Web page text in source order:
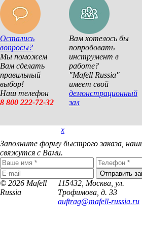
Остались
вопросы?
Мы поможем
Вам сделать
правильный
выбор!
Наш телефон
8 800 222-72-32
Вам хотелось бы
попробовать
инструмент в
работе?
"Mafell Russia"
имеет свой
демонстрационный
зал
Покупка в 1 кликx
Заполните форму быстрого заказа,
свяжутся с Вами.
© 2026 Mafell
Russia
115432, Москва, ул.
Трофимова, д. 33
auftrag@mafell-russia.ru